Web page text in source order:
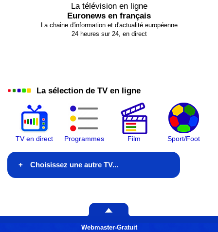
La télévision en ligne
Euronews en français
La chaine d'information et d'actualité européenne
24 heures sur 24, en direct
La sélection de TV en ligne
TV en direct Programmes Film Sport/Foot
Choisissez une autre TV...
Ce soir à la télé
Webmaster-Gratuit